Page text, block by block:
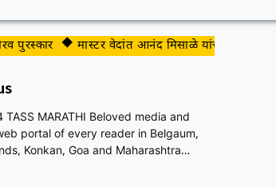
मास्टर वेदांत आनंद मिसाळे यांचे जलतरण स्पर्धेत
TASS MARATHI Beloved media and
portal of every reader in Belgaum,
Konkan, Goa and Maharashtra…